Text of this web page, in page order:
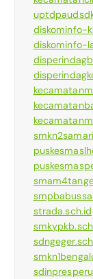
diskominfo-
diskominfo-
strada.sch.id